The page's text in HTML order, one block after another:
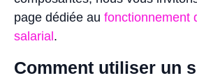
page dédiée au fonctionnement
salarial .
Comment utiliser un